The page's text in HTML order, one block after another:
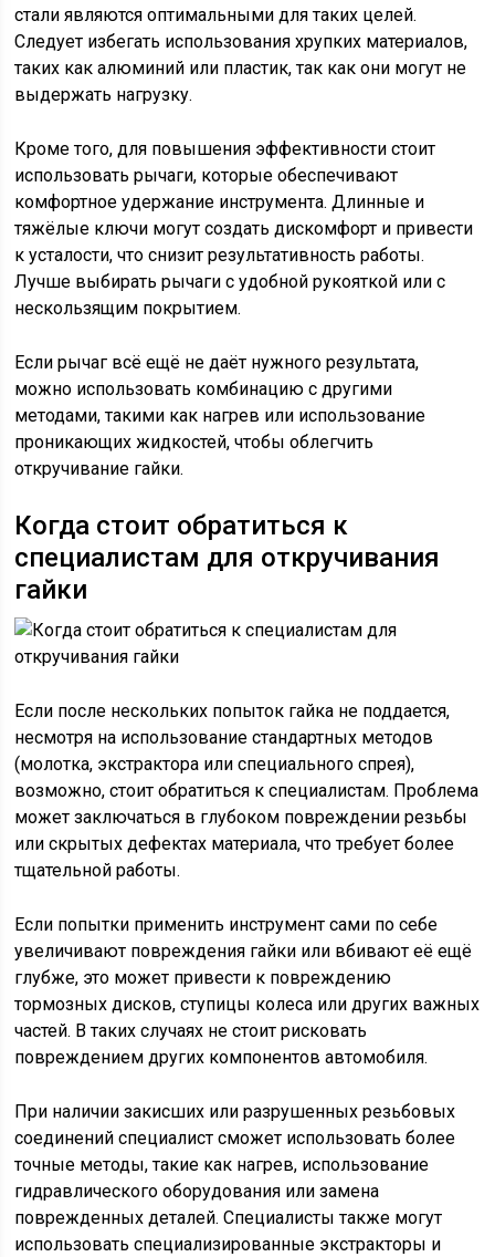
стали являются оптимальными для таких целей.
Следует избегать использования хрупких материалов,
таких как алюминий или пластик, так как они могут не
выдержать нагрузку.
Кроме того, для повышения эффективности стоит
использовать рычаги, которые обеспечивают
комфортное удержание инструмента. Длинные и
тяжёлые ключи могут создать дискомфорт и привести
к усталости, что снизит результативность работы.
Лучше выбирать рычаги с удобной рукояткой или с
нескользящим покрытием.
Если рычаг всё ещё не даёт нужного результата,
можно использовать комбинацию с другими
методами, такими как нагрев или использование
проникающих жидкостей, чтобы облегчить
откручивание гайки.
Когда стоит обратиться к
специалистам для откручивания
гайки
Если после нескольких попыток гайка не поддается,
несмотря на использование стандартных методов
(молотка, экстрактора или специального спрея),
возможно, стоит обратиться к специалистам. Проблема
может заключаться в глубоком повреждении резьбы
или скрытых дефектах материала, что требует более
тщательной работы.
Если попытки применить инструмент сами по себе
увеличивают повреждения гайки или вбивают её ещё
глубже, это может привести к повреждению
тормозных дисков, ступицы колеса или других важных
частей. В таких случаях не стоит рисковать
повреждением других компонентов автомобиля.
При наличии закисших или разрушенных резьбовых
соединений специалист сможет использовать более
точные методы, такие как нагрев, использование
гидравлического оборудования или замена
поврежденных деталей. Специалисты также могут
использовать специализированные экстракторы и